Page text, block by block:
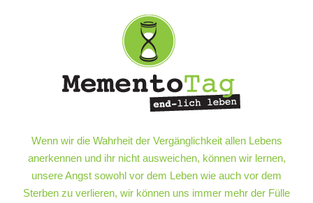
leben
end-
lich
leben
Wenn wir die Wahrheit der Vergänglichkeit allen Lebens
anerkennen und ihr nicht ausweichen, können wir lernen,
unsere Angst sowohl vor dem Leben wie auch vor dem
Sterben zu verlieren, wir können uns immer mehr der Fülle